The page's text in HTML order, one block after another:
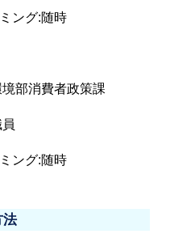
ング:随時
境部消費者政策課
ング:随時
法